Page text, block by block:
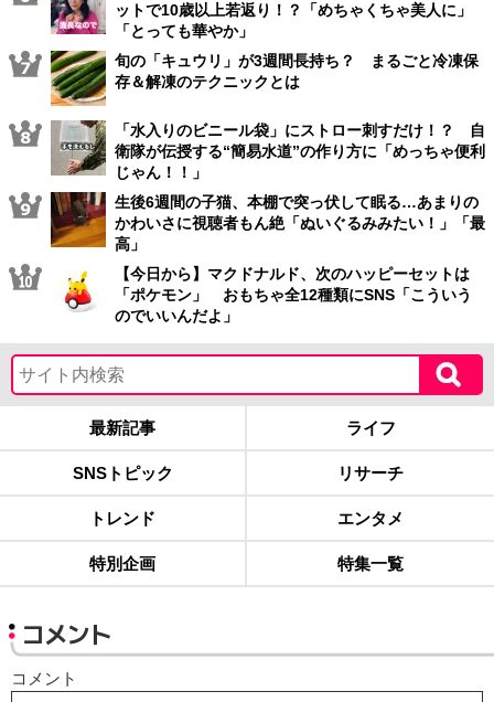
ットで10歳以上若返り！？「めちゃくちゃ美人に」
「とっても華やか」
旬の「キュウリ」が3週間長持ち？ まるごと冷凍保
存＆解凍のテクニックとは
「水入りのビニール袋」にストロー刺すだけ！？ 自
衛隊が伝授する“簡易水道”の作り方に「めっちゃ便利
じゃん！！」
生後6週間の子猫、本棚で突っ伏して眠る…あまりの
かわいさに視聴者もん絶「ぬいぐるみみたい！」「最
高」
【今日から】マクドナルド、次のハッピーセットは
「ポケモン」 おもちゃ全12種類にSNS「こういう
のでいいんだよ」
最新記事 ライフ
SNSトピック リサーチ
トレンド エンタメ
特別企画 特集一覧
コメント
コメント